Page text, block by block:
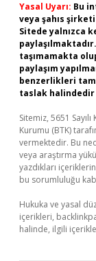
Yasal Uyarı: Bu
veya şahıs
Sitede yalnızca
taşımamakta
paylaşım
benzerlikleri
taslak halindedir
Sitemiz, 5651
Kurumu (BTK)
vermektedir. Bu
veya araştırma
yazdıkları
bu sorumluluğu
Hukuka ve yasal
içerikleri,
halinde, ilgili